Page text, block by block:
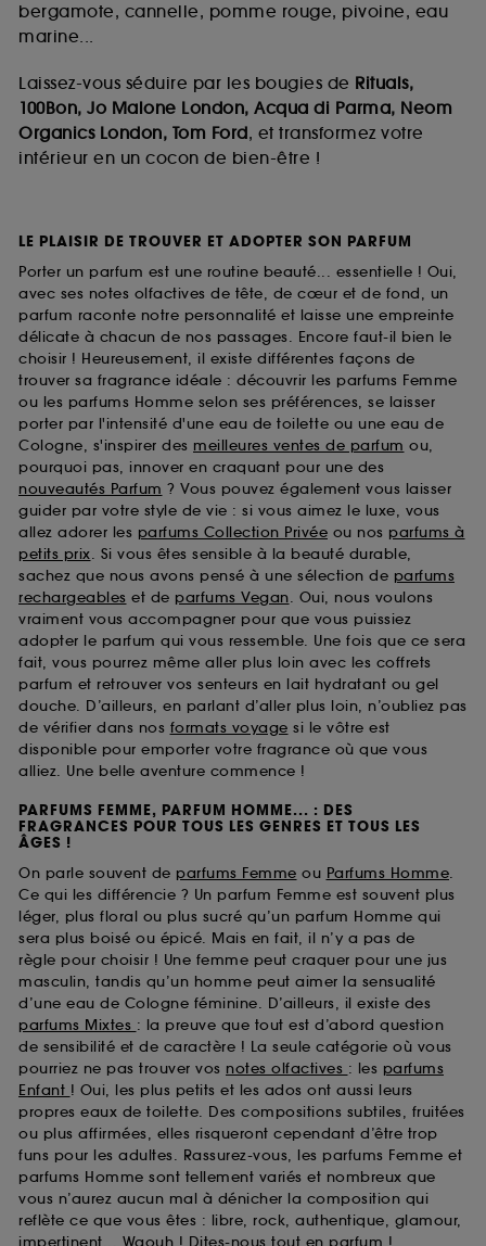
bergamote, cannelle, pomme rouge, pivoine, eau
marine...
Laissez-vous séduire par les bougies de Rituals,
100Bon, Jo Malone London, Acqua di Parma, Neom
Organics London, Tom Ford, et transformez votre
intérieur en un cocon de bien-être !
LE PLAISIR DE TROUVER ET ADOPTER SON PARFUM
Porter un parfum est une routine beauté... essentielle ! Oui,
avec ses notes olfactives de tête, de cœur et de fond, un
parfum raconte notre personnalité et laisse une empreinte
délicate à chacun de nos passages. Encore faut-il bien le
choisir ! Heureusement, il existe différentes façons de
trouver sa fragrance idéale : découvrir les parfums Femme
ou les parfums Homme selon ses préférences, se laisser
porter par l'intensité d'une eau de toilette ou une eau de
Cologne, s'inspirer des meilleures ventes de parfum ou,
pourquoi pas, innover en craquant pour une des
nouveautés Parfum ? Vous pouvez également vous laisser
guider par votre style de vie : si vous aimez le luxe, vous
allez adorer les parfums Collection Privée ou nos parfums à
petits prix. Si vous êtes sensible à la beauté durable,
sachez que nous avons pensé à une sélection de parfums
rechargeables et de parfums Vegan. Oui, nous voulons
vraiment vous accompagner pour que vous puissiez
adopter le parfum qui vous ressemble. Une fois que ce sera
fait, vous pourrez même aller plus loin avec les coffrets
parfum et retrouver vos senteurs en lait hydratant ou gel
douche. D’ailleurs, en parlant d’aller plus loin, n’oubliez pas
de vérifier dans nos formats voyage si le vôtre est
disponible pour emporter votre fragrance où que vous
alliez. Une belle aventure commence !
PARFUMS FEMME, PARFUM HOMME... : DES
FRAGRANCES POUR TOUS LES GENRES ET TOUS LES
ÂGES !
On parle souvent de parfums Femme ou Parfums Homme.
Ce qui les différencie ? Un parfum Femme est souvent plus
léger, plus floral ou plus sucré qu’un parfum Homme qui
sera plus boisé ou épicé. Mais en fait, il n’y a pas de
règle pour choisir ! Une femme peut craquer pour une jus
masculin, tandis qu’un homme peut aimer la sensualité
d’une eau de Cologne féminine. D’ailleurs, il existe des
parfums Mixtes : la preuve que tout est d’abord question
de sensibilité et de caractère ! La seule catégorie où vous
pourriez ne pas trouver vos notes olfactives : les parfums
Enfant ! Oui, les plus petits et les ados ont aussi leurs
propres eaux de toilette. Des compositions subtiles, fruitées
ou plus affirmées, elles risqueront cependant d’être trop
funs pour les adultes. Rassurez-vous, les parfums Femme et
parfums Homme sont tellement variés et nombreux que
vous n’aurez aucun mal à dénicher la composition qui
reflète ce que vous êtes : libre, rock, authentique, glamour,